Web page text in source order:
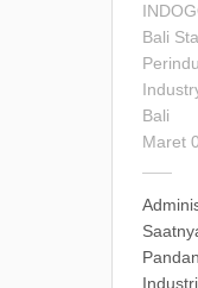
Bali
Bali
Maret